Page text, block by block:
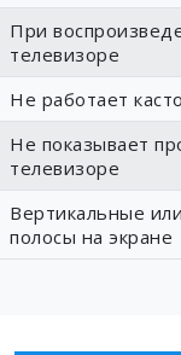
При
телевизоре
Не работает
Не показывает
телевизоре
Вертикальные
полосы на экране